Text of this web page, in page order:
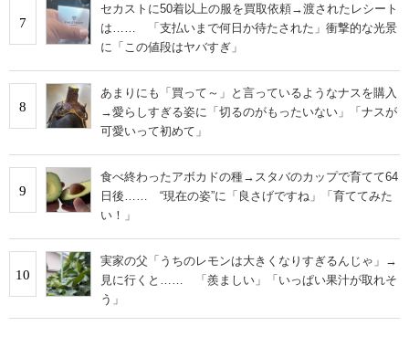
7
セカストに50着以上の服を買取依頼→渡されたレシート
は…… 「支払いまで何日か待たされた」衝撃的な光景
に「この値段はヤバすぎ」
8
あまりにも「買って～」と言っているようなナスを購入
→愛らしすぎる姿に「切るのがもったいない」「ナスが
可愛いって初めて」
9
食べ終わったアボカドの種→スタバのカップで育てて64
日後…… “現在の姿”に「良さげですね」「育ててみた
い！」
10
実家の父「うちのレモンは大きくなりすぎるんじゃ」→
見に行くと…… 「羨ましい」「いっぱい果汁が取れそ
う」